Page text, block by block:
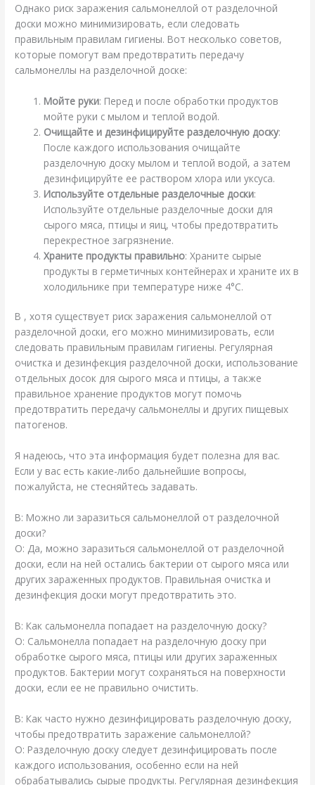
Однако риск заражения сальмонеллой от разделочной
доски можно минимизировать, если следовать
правильным правилам гигиены. Вот несколько советов,
которые помогут вам предотвратить передачу
сальмонеллы на разделочной доске:
Мойте руки: Перед и после обработки продуктов
мойте руки с мылом и теплой водой.
Очищайте и дезинфицируйте разделочную доску:
После каждого использования очищайте
разделочную доску мылом и теплой водой, а затем
дезинфицируйте ее раствором хлора или уксуса.
Используйте отдельные разделочные доски:
Используйте отдельные разделочные доски для
сырого мяса, птицы и яиц, чтобы предотвратить
перекрестное загрязнение.
Храните продукты правильно: Храните сырые
продукты в герметичных контейнерах и храните их в
холодильнике при температуре ниже 4°C.
В , хотя существует риск заражения сальмонеллой от
разделочной доски, его можно минимизировать, если
следовать правильным правилам гигиены. Регулярная
очистка и дезинфекция разделочной доски, использование
отдельных досок для сырого мяса и птицы, а также
правильное хранение продуктов могут помочь
предотвратить передачу сальмонеллы и других пищевых
патогенов.
Я надеюсь, что эта информация будет полезна для вас.
Если у вас есть какие-либо дальнейшие вопросы,
пожалуйста, не стесняйтесь задавать.
В: Можно ли заразиться сальмонеллой от разделочной
доски?
О: Да, можно заразиться сальмонеллой от разделочной
доски, если на ней остались бактерии от сырого мяса или
других зараженных продуктов. Правильная очистка и
дезинфекция доски могут предотвратить это.
В: Как сальмонелла попадает на разделочную доску?
О: Сальмонелла попадает на разделочную доску при
обработке сырого мяса, птицы или других зараженных
продуктов. Бактерии могут сохраняться на поверхности
доски, если ее не правильно очистить.
В: Как часто нужно дезинфицировать разделочную доску,
чтобы предотвратить заражение сальмонеллой?
О: Разделочную доску следует дезинфицировать после
каждого использования, особенно если на ней
обрабатывались сырые продукты. Регулярная дезинфекция